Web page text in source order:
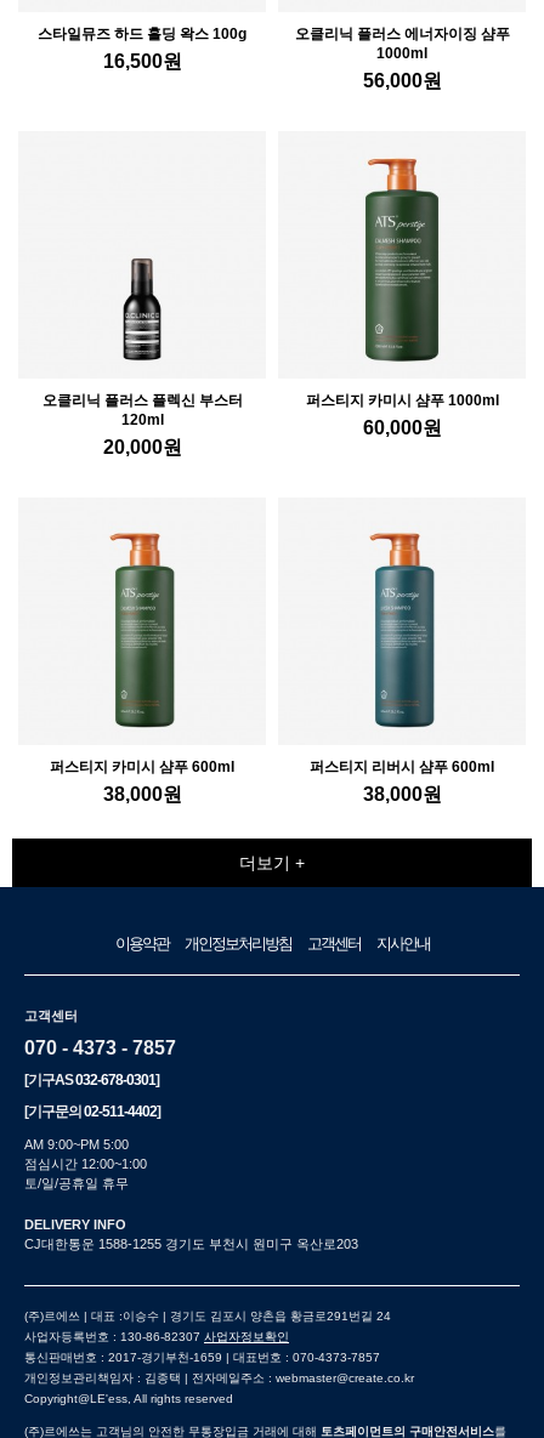
스타일뮤즈 하드 홀딩 왁스 100g
16,500원
오클리닉 플러스 에너자이징 샴푸
1000ml
56,000원
오클리닉 플러스 플렉신 부스터
120ml
20,000원
퍼스티지 카미시 샴푸 1000ml
60,000원
퍼스티지 카미시 샴푸 600ml
38,000원
퍼스티지 리버시 샴푸 600ml
38,000원
더보기 +
이용약관 개인정보처리방침 고객센터 지사안내
고객센터
070 - 4373 - 7857
[기구AS032-678-0301]
[기구문의02-511-4402]
AM 9:00~PM 5:00
점심시간 12:00~1:00
토/일/공휴일 휴무
DELIVERY INFO
CJ대한통운 1588-1255 경기도 부천시 원미구 옥산로203
(주)르에쓰 | 대표 :이승수 | 경기도 김포시 양촌읍 황금로291번길 24
사업자등록번호 : 130-86-82307 사업자정보확인
통신판매번호 : 2017-경기부천-1659 | 대표번호 : 070-4373-7857
개인정보관리책임자 : 김종택 | 전자메일주소 : webmaster@create.co.kr
Copyright@LE'ess, All rights reserved
(주)르에쓰는 고객님의 안전한 무통장입금 거래에 대해 토츠페이먼트의 구매안전서비스를